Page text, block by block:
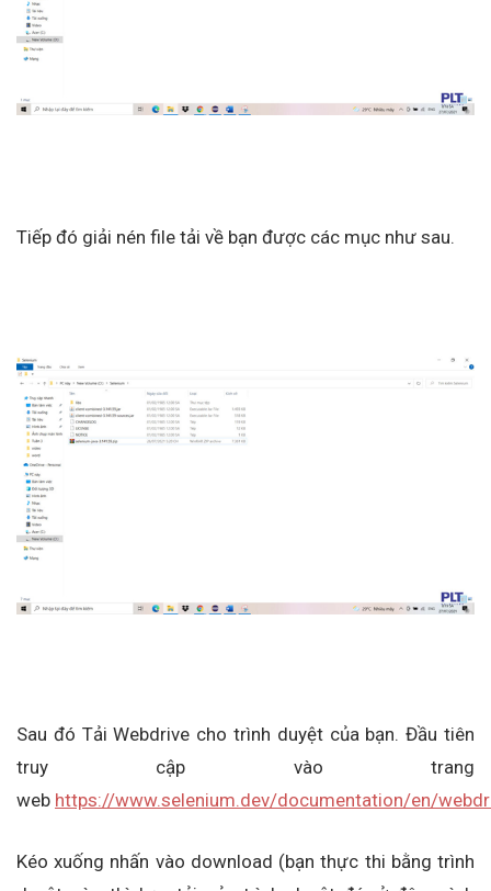
Tiếp đó giải nén file tải về bạn được các mục như sau.
Sau đó Tải Webdrive cho trình duyệt của bạn. Đầu tiên
truy cập vào trang
web https://www.selenium.dev/documentation/en/
Kéo xuống nhấn vào download (bạn thực thi bằng trình